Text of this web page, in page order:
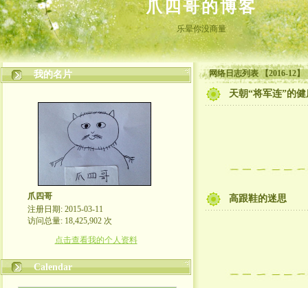
爪四哥的博客
乐晕你没商量
我的名片
爪四哥
注册日期: 2015-03-11
访问总量: 18,425,902 次
点击查看我的个人资料
Calendar
网络日志列表 【2016-12】
天朝“将军连”的
高跟鞋的迷思